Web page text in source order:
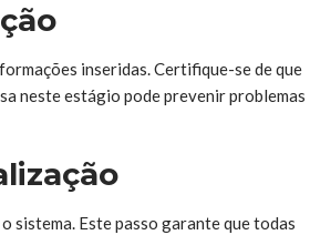
inseridas. Certifique-se de que
neste estágio pode prevenir problemas
sistema. Este passo garante que todas